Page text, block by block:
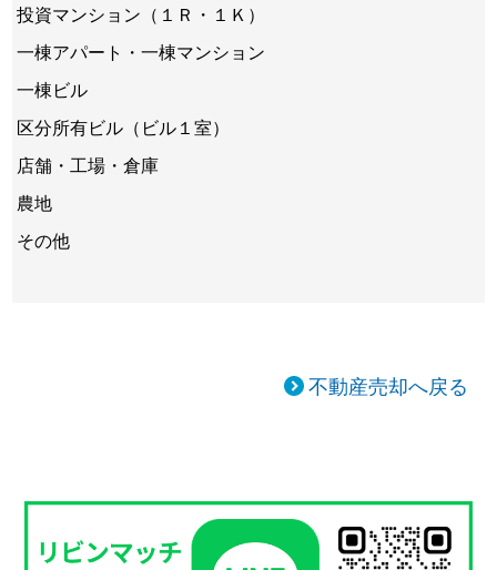
投資マンション（１Ｒ・１Ｋ）
一棟アパート・一棟マンション
一棟ビル
区分所有ビル（ビル１室）
店舗・工場・倉庫
農地
その他
不動産売却へ戻る